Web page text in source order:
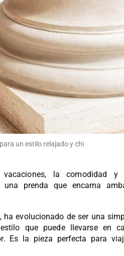
un estilo relajado y chi
la comodidad y
prenda que encarna
evolucionado de ser una
que puede llevarse en
Es la pieza perfecta para